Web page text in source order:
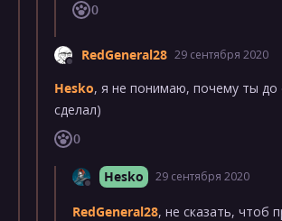
0
RedGeneral28 29 сентября 2020
Hesko, я не понимаю, почему ты до
сделал)
0
Hesko 29 сентября 2020
RedGeneral28, не сказать, чтоб